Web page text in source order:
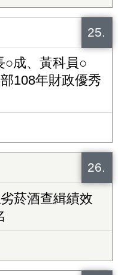
25.
○成、黃科員○
108年財政優秀
26.
菸酒查緝績效